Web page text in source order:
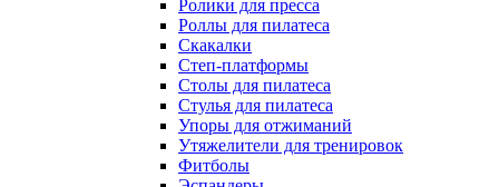
Ролики для пресса
Роллы для пилатеса
Скакалки
Степ-платформы
Столы для пилатеса
Стулья для пилатеса
Упоры для отжиманий
Утяжелители для тренировок
Фитболы